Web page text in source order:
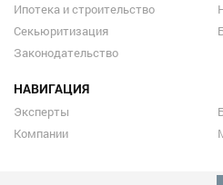
Ипотека и строительство
Секьюритизация
Законодательство
НАВИГАЦИЯ
Эксперты
Компании